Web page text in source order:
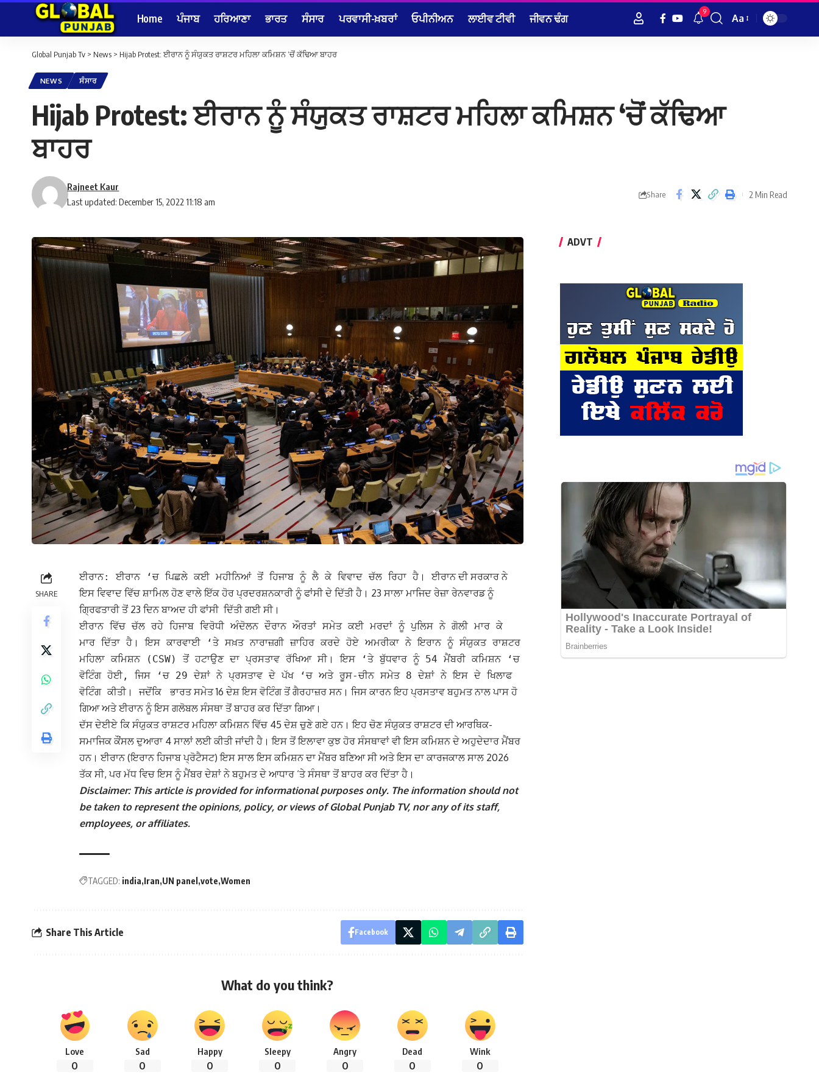
Home ਪੰਜਾਬ ਹਰਿਆਣਾ ਭਾਰਤ ਸੰਸਾਰ ਪਰਵਾਸੀ-ਖ਼ਬਰਾਂ ਓਪੀਨੀਅਨ ਲਾਈਵ ਟੀਵੀ ਜੀਵਨ ਢੰਗ 9
Font
Aa
Global Punjab Tv > News > Hijab Protest: ਈਰਾਨ ਨੂੰ ਸੰਯੁਕਤ ਰਾਸ਼ਟਰ ਮਹਿਲਾ ਕਮਿਸ਼ਨ ‘ਚੋਂ ਕੱਢਿਆ ਬਾਹਰ
NEWS ਸੰਸਾਰ
Hijab Protest: ਈਰਾਨ ਨੂੰ ਸੰਯੁਕਤ ਰਾਸ਼ਟਰ ਮਹਿਲਾ ਕਮਿਸ਼ਨ ‘ਚੋਂ ਕੱਢਿਆ
ਬਾਹਰ
Last updated: December 15, 2022 11:18 am
Rajneet Kaur
Share 2 Min Read
SHARE
ਈਰਾਨ: ਈਰਾਨ ‘ਚ ਪਿਛਲੇ ਕਈ ਮਹੀਨਿਆਂ ਤੋਂ ਹਿਜਾਬ ਨੂੰ ਲੈ ਕੇ ਵਿਵਾਦ ਚੱਲ ਰਿਹਾ ਹੈ।ਈਰਾਨ ਦੀ ਸਰਕਾਰ ਨੇ
ਇਸ ਵਿਵਾਦ ਵਿੱਚ ਸ਼ਾਮਿਲ ਹੋਣ ਵਾਲੇ ਇੱਕ ਹੋਰ ਪ੍ਰਦਰਸ਼ਨਕਾਰੀ ਨੂੰ ਫਾਂਸੀ ਦੇ ਦਿੱਤੀ ਹੈ। 23 ਸਾਲਾ ਮਾਜਿਦ ਰੇਜ਼ਾ ਰੇਨਵਾਰਡ ਨੂੰ
ਗ੍ਰਿਫਤਾਰੀ ਤੋਂ 23 ਦਿਨ ਬਾਅਦ ਹੀ ਫਾਂਸੀ ਦਿੱਤੀ ਗਈ ਸੀ।
ਈਰਾਨ ਵਿੱਚ ਚੱਲ ਰਹੇ ਹਿਜਾਬ ਵਿਰੋਧੀ ਅੰਦੋਲਨ ਦੌਰਾਨ ਔਰਤਾਂ ਸਮੇਤ ਕਈ ਮਰਦਾਂ ਨੂੰ ਪੁਲਿਸ ਨੇ ਗੋਲੀ ਮਾਰ ਕੇ
ਮਾਰ ਦਿੱਤਾ ਹੈ। ਇਸ ਕਾਰਵਾਈ ‘ਤੇ ਸਖ਼ਤ ਨਾਰਾਜ਼ਗੀ ਜ਼ਾਹਿਰ ਕਰਦੇ ਹੋਏ ਅਮਰੀਕਾ ਨੇ ਇਰਾਨ ਨੂੰ ਸੰਯੁਕਤ ਰਾਸ਼ਟਰ
ਮਹਿਲਾ ਕਮਿਸ਼ਨ (CSW) ਤੋਂ ਹਟਾਉਣ ਦਾ ਪ੍ਰਸਤਾਵ ਰੱਖਿਆ ਸੀ। ਇਸ ‘ਤੇ ਬੁੱਧਵਾਰ ਨੂੰ 54 ਮੈਂਬਰੀ ਕਮਿਸ਼ਨ ‘ਚ
ਵੋਟਿੰਗ ਹੋਈ, ਜਿਸ ‘ਚ 29 ਦੇਸ਼ਾਂ ਨੇ ਪ੍ਰਸਤਾਵ ਦੇ ਪੱਖ ‘ਚ ਅਤੇ ਰੂਸ-ਚੀਨ ਸਮੇਤ 8 ਦੇਸ਼ਾਂ ਨੇ ਇਸ ਦੇ ਖਿਲਾਫ
ਵੋਟਿੰਗ ਕੀਤੀ। ਜਦੋਂਕਿ
ਭਾਰਤ ਸਮੇਤ 16 ਦੇਸ਼ ਇਸ ਵੋਟਿੰਗ ਤੋਂ ਗੈਰਹਾਜ਼ਰ ਸਨ। ਜਿਸ ਕਾਰਨ ਇਹ ਪ੍ਰਸਤਾਵ ਬਹੁਮਤ ਨਾਲ ਪਾਸ ਹੋ
ਗਿਆ ਅਤੇ ਈਰਾਨ ਨੂੰ ਇਸ ਗਲੋਬਲ ਸੰਸਥਾ ਤੋਂ ਬਾਹਰ ਕਰ ਦਿੱਤਾ ਗਿਆ।
ਦੱਸ ਦੇਈਏ ਕਿ ਸੰਯੁਕਤ ਰਾਸ਼ਟਰ ਮਹਿਲਾ ਕਮਿਸ਼ਨ ਵਿੱਚ 45 ਦੇਸ਼ ਚੁਣੇ ਗਏ ਹਨ। ਇਹ ਚੋਣ ਸੰਯੁਕਤ ਰਾਸ਼ਟਰ ਦੀ ਆਰਥਿਕ-
ਸਮਾਜਿਕ ਕੌਂਸਲ ਦੁਆਰਾ 4 ਸਾਲਾਂ ਲਈ ਕੀਤੀ ਜਾਂਦੀ ਹੈ। ਇਸ ਤੋਂ ਇਲਾਵਾ ਕੁਝ ਹੋਰ ਸੰਸਥਾਵਾਂ ਵੀ ਇਸ ਕਮਿਸ਼ਨ ਦੇ ਅਹੁਦੇਦਾਰ ਮੈਂਬਰ
ਹਨ। ਈਰਾਨ (ਇਰਾਨ ਹਿਜਾਬ ਪ੍ਰੋਟੈਸਟ) ਇਸ ਸਾਲ ਇਸ ਕਮਿਸ਼ਨ ਦਾ ਮੈਂਬਰ ਬਣਿਆ ਸੀ ਅਤੇ ਇਸ ਦਾ ਕਾਰਜਕਾਲ ਸਾਲ 2026
ਤੱਕ ਸੀ, ਪਰ ਮੱਧ ਵਿਚ ਇਸ ਨੂੰ ਮੈਂਬਰ ਦੇਸ਼ਾਂ ਨੇ ਬਹੁਮਤ ਦੇ ਆਧਾਰ ‘ਤੇ ਸੰਸਥਾ ਤੋਂ ਬਾਹਰ ਕਰ ਦਿੱਤਾ ਹੈ।
Disclaimer: This article is provided for informational purposes only. The information should not
be taken to represent the opinions, policy, or views of Global Punjab TV, nor any of its staff,
employees, or affiliates.
TAGGED: india Iran UN panel vote Women
Share This Article Facebook
What do you think?
Love
0
Sad
0
Happy
0
Sleepy
0
Angry
0
Dead
0
Wink
0
ADVT